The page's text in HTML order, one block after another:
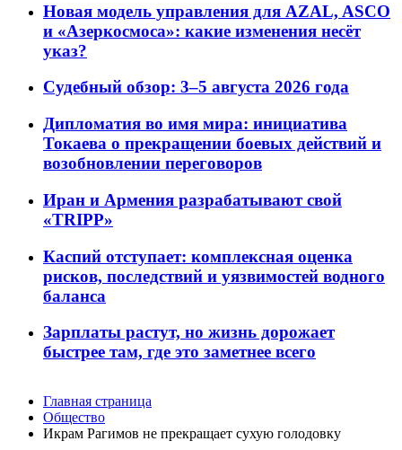
Новая модель управления для AZAL, ASCO
и «Азеркосмоса»: какие изменения несёт
указ?
Судебный обзор: 3–5 августа 2026 года
Дипломатия во имя мира: инициатива
Токаева о прекращении боевых действий и
возобновлении переговоров
Иран и Армения разрабатывают свой
«TRIPP»
Каспий отступает: комплексная оценка
рисков, последствий и уязвимостей водного
баланса
Зарплаты растут, но жизнь дорожает
быстрее там, где это заметнее всего
Главная страница
Общество
Икрам Рагимов не прекращает сухую голодовку